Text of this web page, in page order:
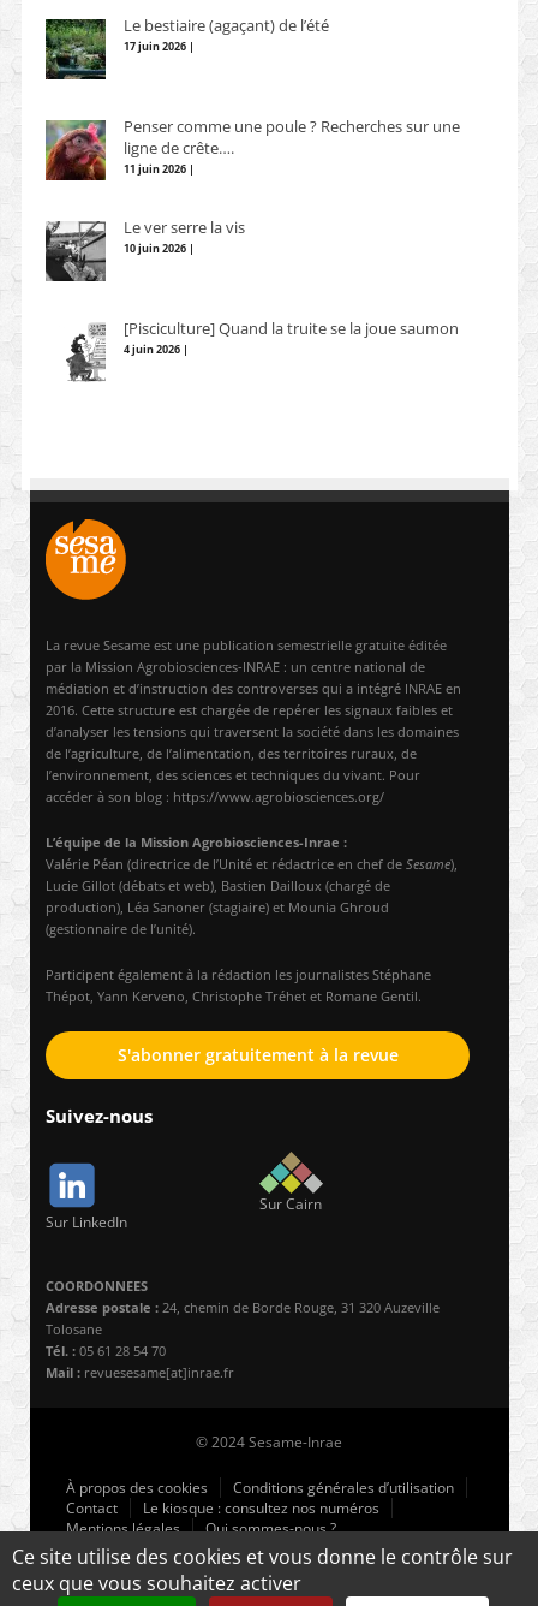
Le bestiaire (agaçant) de l’été
17 juin 2026 |
Penser comme une poule ? Recherches sur une
ligne de crête….
11 juin 2026 |
Le ver serre la vis
10 juin 2026 |
[Pisciculture] Quand la truite se la joue saumon
4 juin 2026 |
La revue Sesame est une publication semestrielle gratuite éditée
par la Mission Agrobiosciences-INRAE : un centre national de
médiation et d’instruction des controverses qui a intégré INRAE en
2016. Cette structure est chargée de repérer les signaux faibles et
d’analyser les tensions qui traversent la société dans les domaines
de l’agriculture, de l’alimentation, des territoires ruraux, de
l’environnement, des sciences et techniques du vivant. Pour
accéder à son blog : https://www.agrobiosciences.org/
L’équipe de la Mission Agrobiosciences-Inrae :
Valérie Péan (directrice de l’Unité et rédactrice en chef de Sesame),
Lucie Gillot (débats et web), Bastien Dailloux (chargé de
production), Léa Sanoner (stagiaire) et Mounia Ghroud
(gestionnaire de l’unité).
Participent également à la rédaction les journalistes Stéphane
Thépot, Yann Kerveno, Christophe Tréhet et Romane Gentil.
S'abonner gratuitement à la revue
Suivez-nous
Sur LinkedIn
Sur Cairn
COORDONNEES
Adresse postale : 24, chemin de Borde Rouge, 31 320 Auzeville
Tolosane
Tél. : 05 61 28 54 70
Mail : revuesesame[at]inrae.fr
© 2024 Sesame-Inrae
À propos des cookies
Conditions générales d’utilisation
Contact
Le kiosque : consultez nos numéros
Mentions légales
Qui sommes-nous ?
Retour en haut ↑
Ce site utilise des cookies et vous donne le contrôle sur
ceux que vous souhaitez activer